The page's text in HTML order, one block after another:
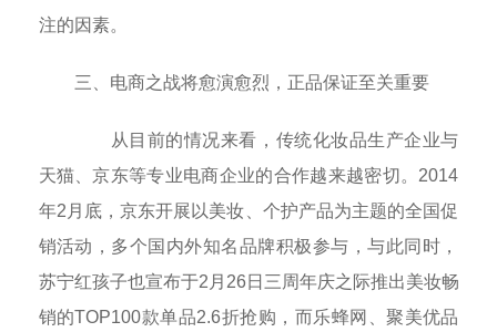
注的因素。
三、电商之战将愈演愈烈，正品保证至关重要
从目前的情况来看，传统化妆品生产企业与
天猫、京东等专业电商企业的合作越来越密切。2014
年2月底，京东开展以美妆、个护产品为主题的全国促
销活动，多个国内外知名品牌积极参与，与此同时，
苏宁红孩子也宣布于2月26日三周年庆之际推出美妆畅
销的TOP100款单品2.6折抢购，而乐蜂网、聚美优品